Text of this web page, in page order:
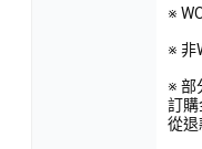
※
※ 非
※ 部
訂購
從退